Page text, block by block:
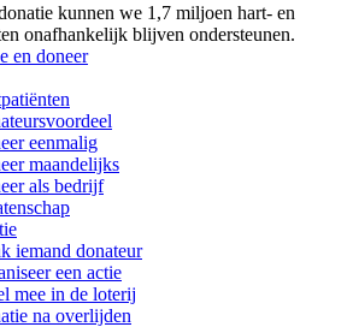
kunnen we 1,7 miljoen hart- en
onafhankelijk blijven ondersteunen.
en doneer
eenmalig
maandelijks
als bedrijf
iemand donateur
een actie
mee in de loterij
na overlijden